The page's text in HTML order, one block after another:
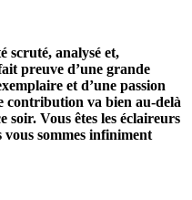
scruté, analysé et,
preuve d’une grande
et d’une passion
contribution va bien au-delà
soir. Vous êtes les éclaireurs
vous sommes infiniment